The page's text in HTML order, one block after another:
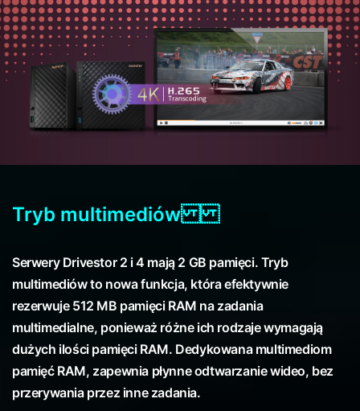
Tryb multimediów
Serwery Drivestor 2 i 4 mają 2 GB pamięci. Tryb
multimediów to nowa funkcja, która efektywnie
rezerwuje 512 MB pamięci RAM na zadania
multimedialne, ponieważ różne ich rodzaje wymagają
dużych ilości pamięci RAM. Dedykowana multimediom
pamięć RAM, zapewnia płynne odtwarzanie wideo, bez
przerywania przez inne zadania.